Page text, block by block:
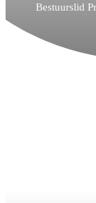
Bestuurslid